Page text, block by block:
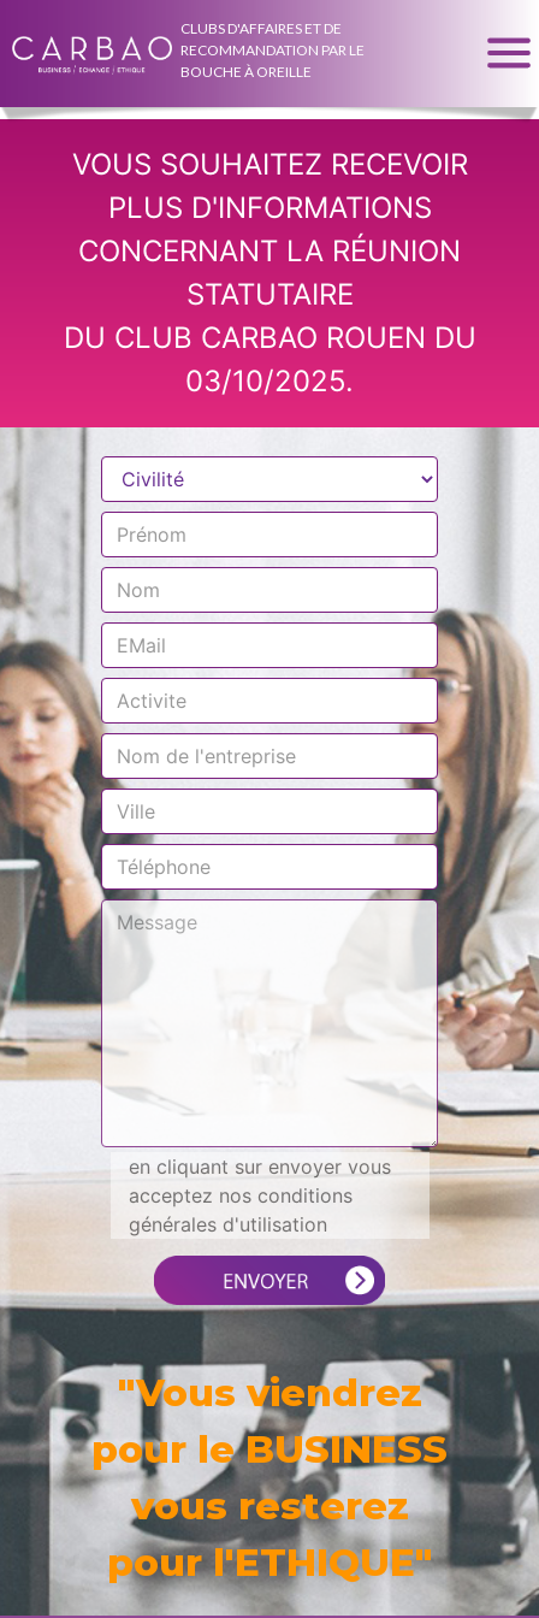
CLUBS D'AFFAIRES ET DE
RECOMMANDATION PAR LE
BOUCHE À OREILLE
VOUS SOUHAITEZ RECEVOIR
PLUS D'INFORMATIONS
CONCERNANT LA RÉUNION
STATUTAIRE
DU CLUB CARBAO ROUEN DU
03/10/2025.
en cliquant sur envoyer vous
acceptez nos conditions
générales d'utilisation
"Vous viendrez
pour le BUSINESS
vous resterez
pour l'ETHIQUE"